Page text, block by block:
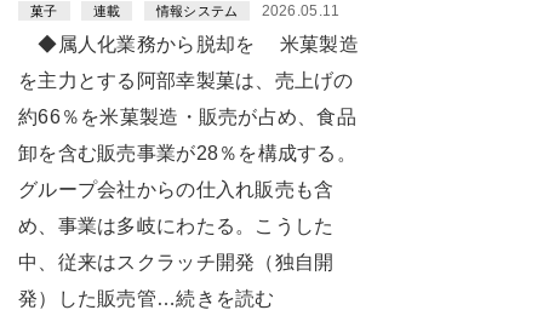
菓子 連載 情報システム 2026.05.11
◆属人化業務から脱却を 米菓製造
を主力とする阿部幸製菓は、売上げの
約66％を米菓製造・販売が占め、食品
卸を含む販売事業が28％を構成する。
グループ会社からの仕入れ販売も含
め、事業は多岐にわたる。こうした
中、従来はスクラッチ開発（独自開
発）した販売管…続きを読む